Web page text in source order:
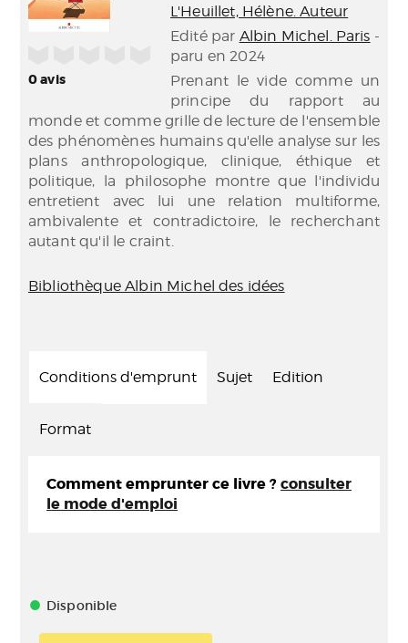
0avis
L'Heuillet, Hélène. Auteur
Edité par Albin Michel. Paris -
paru en 2024
Prenant le vide comme un
principe du rapport au
monde et comme grille de lecture de l'ensemble
des phénomènes humains qu'elle analyse sur les
plans anthropologique, clinique, éthique et
politique, la philosophe montre que l'individu
entretient avec lui une relation multiforme,
ambivalente et contradictoire, le recherchant
autant qu'il le craint.
Bibliothèque Albin Michel des idées
Conditions d'emprunt Sujet Edition
Format
Comment emprunter ce livre ? consulter
le mode d'emploi
Disponible